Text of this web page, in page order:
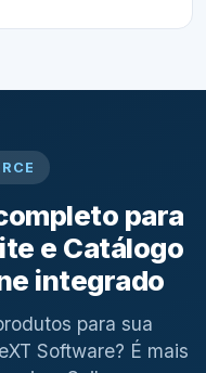
para
e Catálogo
integrado
para sua
Software? É mais